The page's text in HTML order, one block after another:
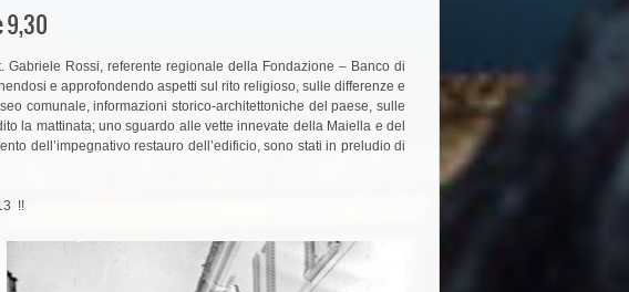
9,30
Rossi, referente regionale della Fondazione – Banco di
e approfondendo aspetti sul rito religioso, sulle differenze e
comunale, informazioni storico-architettoniche del paese, sulle
la mattinata; uno sguardo alle vette innevate della Maiella e del
dell’impegnativo restauro dell’edificio, sono stati in preludio di
!!